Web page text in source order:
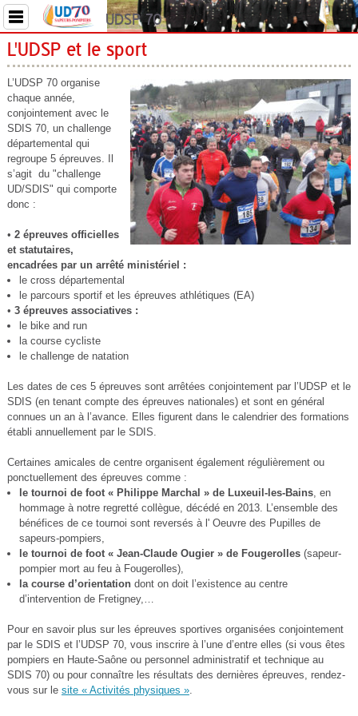
UDSP 70
L'UDSP et le sport
L’UDSP 70 organise
chaque année,
conjointement avec le
SDIS 70, un challenge
départemental qui
regroupe 5 épreuves. Il
s’agit du "challenge
UD/SDIS" qui comporte
donc :
• 2 épreuves officielles
et statutaires,
encadrées par un arrêté ministériel :
le cross départemental
le parcours sportif et les épreuves athlétiques (EA)
• 3 épreuves associatives :
le bike and run
la course cycliste
le challenge de natation
Les dates de ces 5 épreuves sont arrêtées conjointement par l’UDSP et le
SDIS (en tenant compte des épreuves nationales) et sont en général
connues un an à l’avance. Elles figurent dans le calendrier des formations
établi annuellement par le SDIS.
Certaines amicales de centre organisent également régulièrement ou
ponctuellement des épreuves comme :
le tournoi de foot « Philippe Marchal » de Luxeuil-les-Bains, en
hommage à notre regretté collègue, décédé en 2013. L’ensemble des
bénéfices de ce tournoi sont reversés à l' Oeuvre des Pupilles de
sapeurs-pompiers,
le tournoi de foot « Jean-Claude Ougier » de Fougerolles(sapeur-
pompier mort au feu à Fougerolles),
la course d’orientationdont on doit l’existence au centre
d’intervention de Fretigney,…
Pour en savoir plus sur les épreuves sportives organisées conjointement
par le SDIS et l’UDSP 70, vous inscrire à l’une d’entre elles (si vous êtes
pompiers en Haute-Saône ou personnel administratif et technique au
SDIS 70) ou pour connaître les résultats des dernières épreuves, rendez-
vous sur le site « Activités physiques ».